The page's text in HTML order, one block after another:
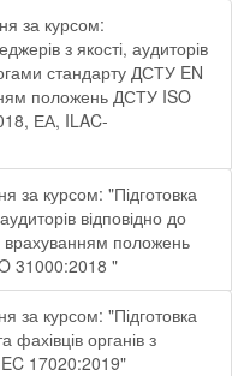
за курсом:
з якості, аудиторів
стандарту ДСТУ EN
положень ДСТУ ISO
ЕА, ILAC-
за курсом: "Підготовка
відповідно до
положень
31000:2018 "
за курсом: "Підготовка
фахівців органів з
17020:2019"